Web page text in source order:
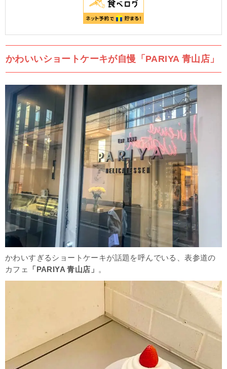
かわいいショートケーキが自慢「PARIYA 青山店」
かわいすぎるショートケーキが話題を呼んでいる、表参道の
カフェ
「PARIYA 青山店」 。